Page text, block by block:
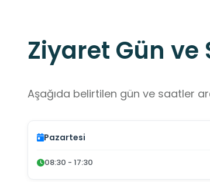
Ziyaret Gün ve
Aşağıda belirtilen gün ve saatler
Pazartesi
08:30 - 17:30